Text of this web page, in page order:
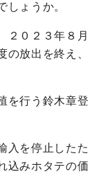
しょうか。
２０２３年８月
の放出を終え、
を行う鈴木章登
入を停止したた
込みホタテの価